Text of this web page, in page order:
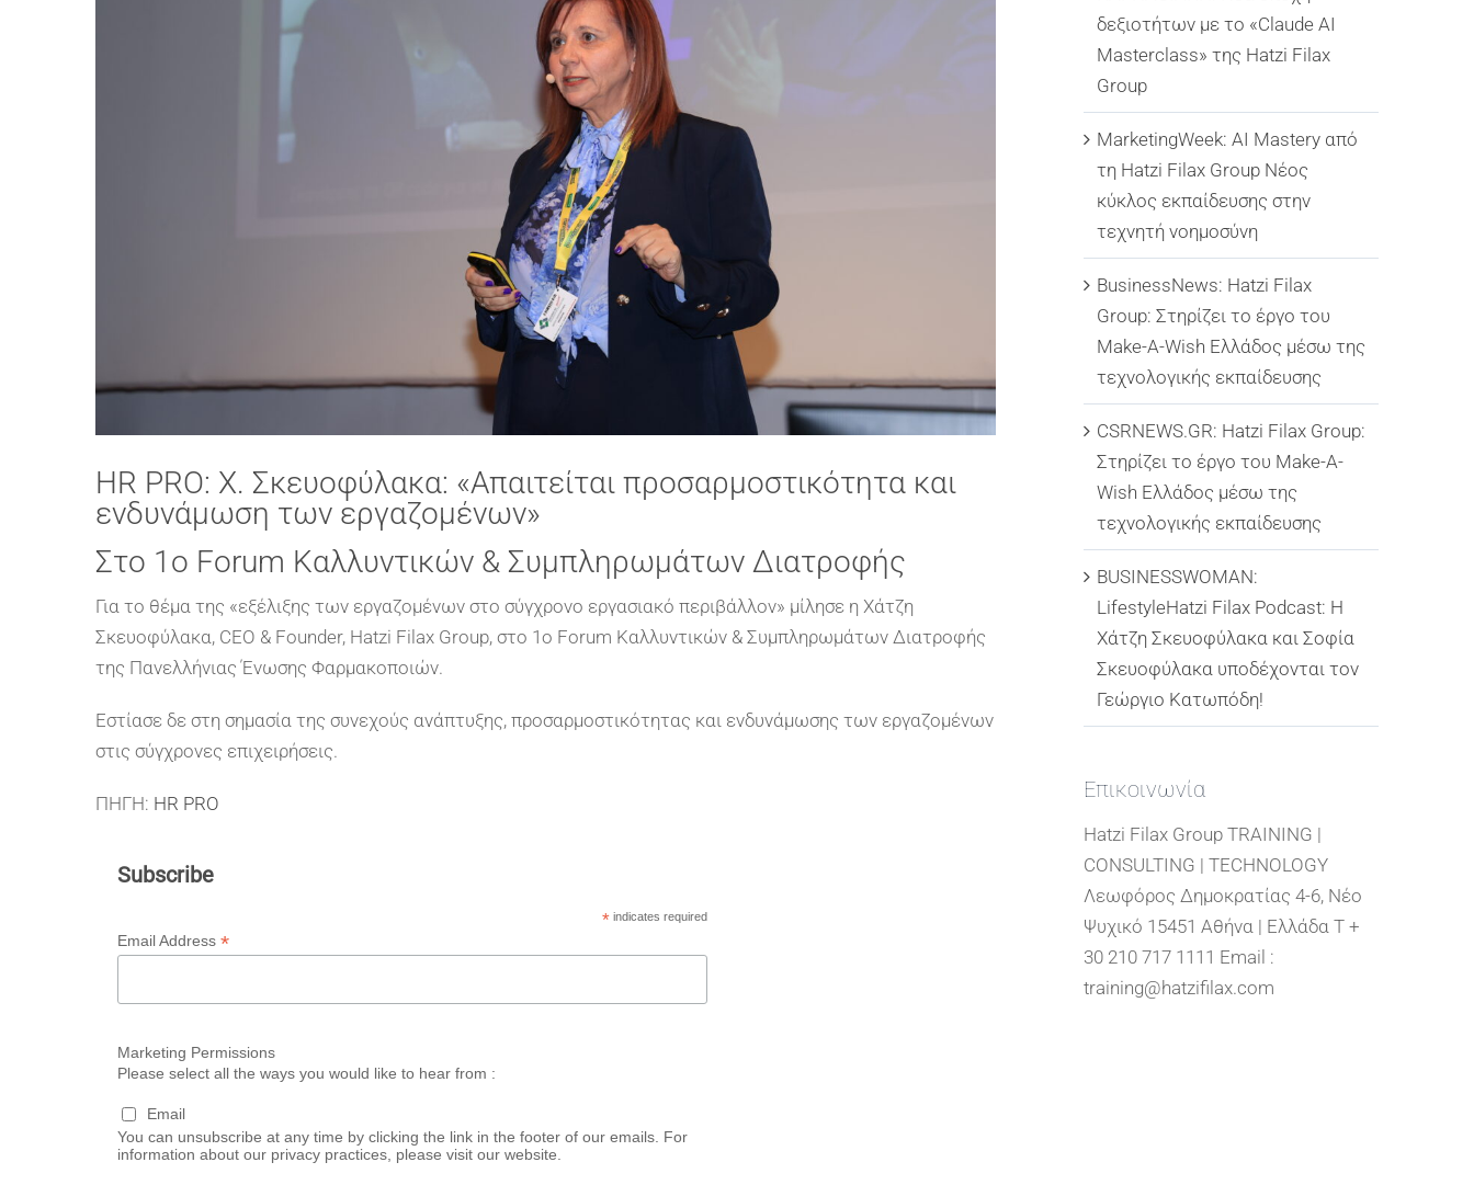
HR PRO: Χ. Σκευοφύλακα: «Απαιτείται προσαρμοστικότητα και
ενδυνάμωση των εργαζομένων»
Στο 1ο Forum Καλλυντικών & Συμπληρωμάτων Διατροφής
Για το θέμα της «εξέλιξης των εργαζομένων στο σύγχρονο εργασιακό περιβάλλον» μίλησε η Χάτζη
Σκευοφύλακα, CEO & Founder, Hatzi Filax Group, στο 1ο Forum Καλλυντικών & Συμπληρωμάτων Διατροφής
της Πανελλήνιας Ένωσης Φαρμακοποιών.
Εστίασε δε στη σημασία της συνεχούς ανάπτυξης, προσαρμοστικότητας και ενδυνάμωσης των εργαζομένων
στις σύγχρονες επιχειρήσεις.
ΠΗΓΗ: HR PRO
Subscribe
*indicates required
Email Address *
Marketing Permissions
Please select all the ways you would like to hear from :
Email
You can unsubscribe at any time by clicking the link in the footer of our emails. For
information about our privacy practices, please visit our website.
δεξιοτήτων με το «Claude AI
Masterclass» της Hatzi Filax
Group
MarketingWeek: AI Mastery από
τη Hatzi Filax Group Νέος
κύκλος εκπαίδευσης στην
τεχνητή νοημοσύνη
BusinessNews: Hatzi Filax
Group: Στηρίζει το έργο του
Make-A-Wish Ελλάδος μέσω της
τεχνολογικής εκπαίδευσης
CSRNEWS.GR: Hatzi Filax Group:
Στηρίζει το έργο του Make-A-
Wish Ελλάδος μέσω της
τεχνολογικής εκπαίδευσης
BUSINESSWOMAN:
LifestyleHatzi Filax Podcast: Η
Χάτζη Σκευοφύλακα και Σοφία
Σκευοφύλακα υποδέχονται τον
Γεώργιο Κατωπόδη!
Επικοινωνία
Hatzi Filax Group TRAINING |
CONSULTING | TECHNOLOGY
Λεωφόρος Δημοκρατίας 4-6, Νέο
Ψυχικό 15451 Αθήνα | Ελλάδα T +
30 210 717 1111 Email :
training@hatzifilax.com